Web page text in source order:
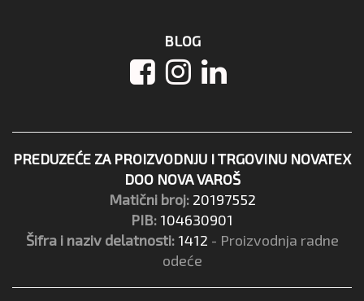
BLOG
PREDUZEĆE ZA PROIZVODNJU I TRGOVINU NOVATEX
DOO NOVA VAROŠ
Matični broj: 20197552
PIB: 104630901
Šifra i naziv delatnosti: 1412 - Proizvodnja radne
odeće